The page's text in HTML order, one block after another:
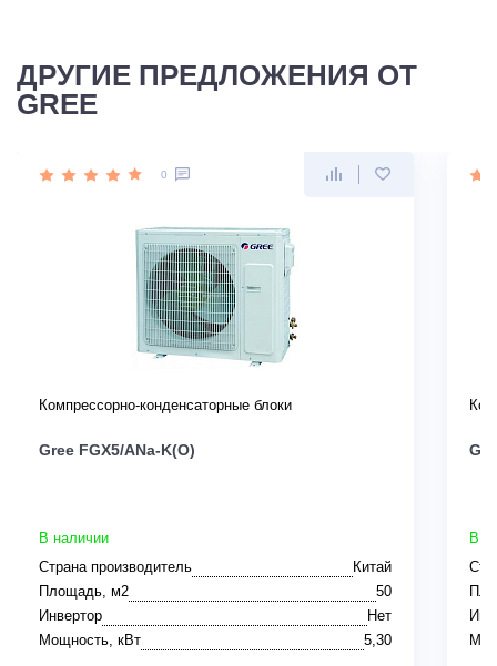
ДРУГИЕ ПРЕДЛОЖЕНИЯ ОТ
GREE
0
Компрессорно-конденсаторные блоки
Gree FGX5/ANa-K(O)
В наличии
Страна производитель
Китай
Площадь, м2
50
Инвертор
Нет
Мощность, кВт
5,30
В